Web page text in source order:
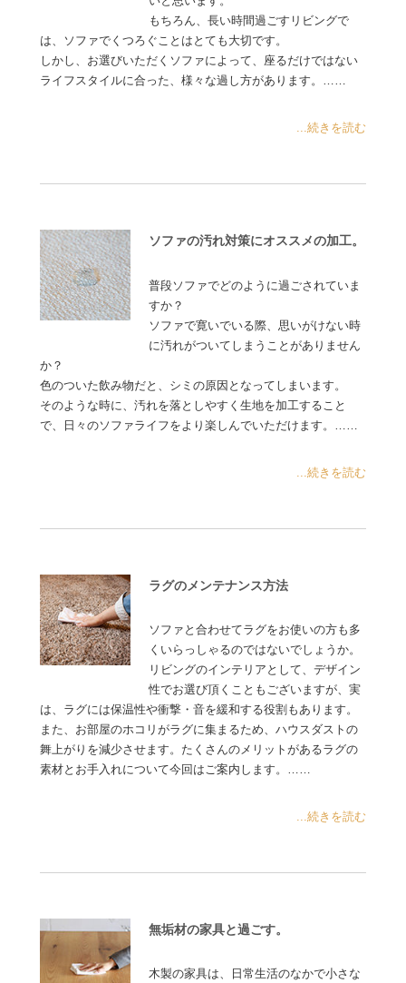
もちろん、長い時間過ごすリビングで
は、ソファでくつろぐことはとても大切です。
しかし、お選びいただくソファによって、座るだけではない
ライフスタイルに合った、様々な過し方があります。……
...続きを読む
ソファの汚れ対策にオススメの加工。
普段ソファでどのように過ごされていま
すか？
ソファで寛いでいる際、思いがけない時
に汚れがついてしまうことがありません
か？
色のついた飲み物だと、シミの原因となってしまいます。
そのような時に、汚れを落としやすく生地を加工すること
で、日々のソファライフをより楽しんでいただけます。……
...続きを読む
ラグのメンテナンス方法
ソファと合わせてラグをお使いの方も多
くいらっしゃるのではないでしょうか。
リビングのインテリアとして、デザイン
性でお選び頂くこともございますが、実
は、ラグには保温性や衝撃・音を緩和する役割もあります。
また、お部屋のホコリがラグに集まるため、ハウスダストの
舞上がりを減少させます。たくさんのメリットがあるラグの
素材とお手入れについて今回はご案内します。……
...続きを読む
無垢材の家具と過ごす。
木製の家具は、日常生活のなかで小さな